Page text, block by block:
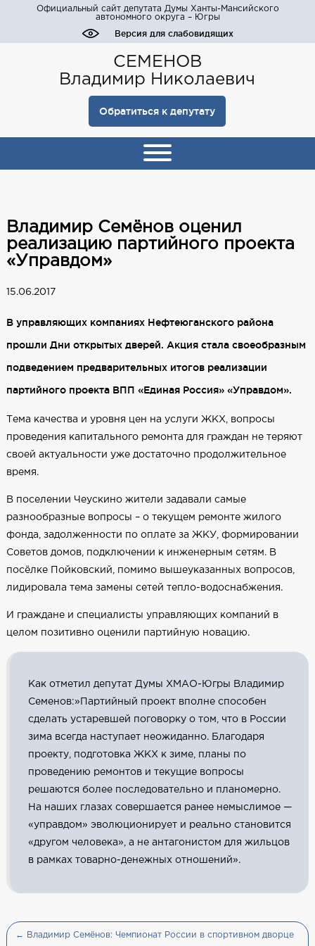
Официальный сайт депутата Думы Ханты-Мансийского
автономного округа – Югры
Версия для слабовидящих
СЕМЕНОВ
Владимир Николаевич
Обратиться к депутату
Владимир Семёнов оценил
реализацию партийного проекта
«Управдом»
15.06.2017
В управляющих компаниях Нефтеюганского района
прошли Дни открытых дверей. Акция стала своеобразным
подведением предварительных итогов реализации
партийного проекта ВПП «Единая Россия» «Управдом».
Тема качества и уровня цен на услуги ЖКХ, вопросы
проведения капитального ремонта для граждан не теряют
своей актуальности уже достаточно продолжительное
время.
В поселении Чеускино жители задавали самые
разнообразные вопросы – о текущем ремонте жилого
фонда, задолженности по оплате за ЖКУ, формировании
Советов домов, подключении к инженерным сетям. В
посёлке Пойковский, помимо вышеуказанных вопросов,
лидировала тема замены сетей тепло-водоснабжения.
И граждане и специалисты управляющих компаний в
целом позитивно оценили партийную новацию.
Как отметил депутат Думы ХМАО-Югры Владимир
Семенов:»Партийный проект вполне способен
сделать устаревшей поговорку о том, что в России
зима всегда наступает неожиданно. Благодаря
проекту, подготовка ЖКХ к зиме, планы по
проведению ремонтов и текущие вопросы
решаются более последовательно и планомерно.
На наших глазах совершается ранее немыслимое —
«управдом» эволюционирует и реально становится
«другом человека», а не антагонистом для жильцов
в рамках товарно-денежных отношений».
← Владимир Семёнов: Чемпионат России в спортивном дворце